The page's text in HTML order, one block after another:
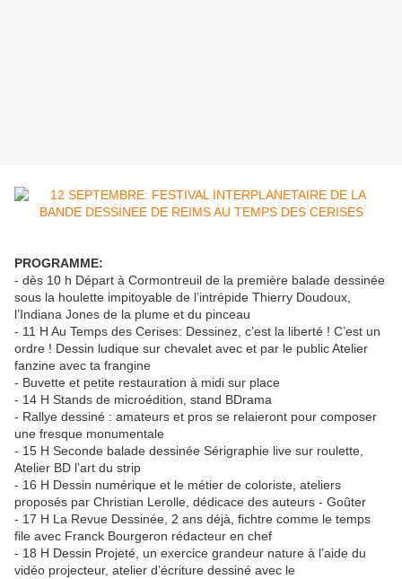
PROGRAMME:
- dès 10 h Départ à Cormontreuil de la première balade dessinée
sous la houlette impitoyable de l’intrépide Thierry Doudoux,
l’Indiana Jones de la plume et du pinceau
- 11 H Au Temps des Cerises: Dessinez, c’est la liberté ! C’est un
ordre ! Dessin ludique sur chevalet avec et par le public Atelier
fanzine avec ta frangine
- Buvette et petite restauration à midi sur place
- 14 H Stands de microédition, stand BDrama
- Rallye dessiné : amateurs et pros se relaieront pour composer
une fresque monumentale
- 15 H Seconde balade dessinée Sérigraphie live sur roulette,
Atelier BD l’art du strip
- 16 H Dessin numérique et le métier de coloriste, ateliers
proposés par Christian Lerolle, dédicace des auteurs - Goûter
- 17 H La Revue Dessinée, 2 ans déjà, fichtre comme le temps
file avec Franck Bourgeron rédacteur en chef
- 18 H Dessin Projeté, un exercice grandeur nature à l’aide du
vidéo projecteur, atelier d’écriture dessiné avec le